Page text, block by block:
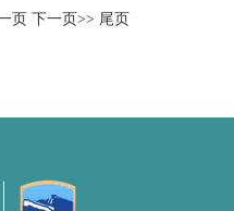
页 下一页>> 尾页